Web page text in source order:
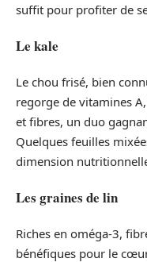
suffit pour profiter de
Le kale
Le chou frisé, bien
regorge de vitamines
et fibres, un duo
Quelques feuilles
dimension
Les graines de lin
Riches en oméga-3,
bénéfiques pour le